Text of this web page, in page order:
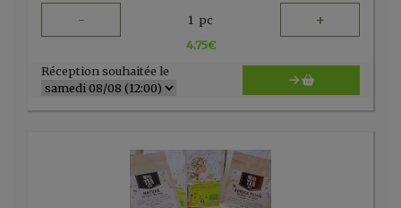
- 1 pc +
4.75€
Réception souhaitée le